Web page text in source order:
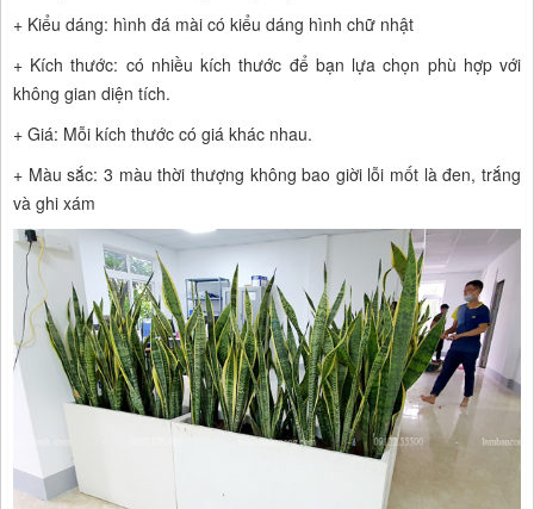
+ Kiểu dáng: hình đá mài có kiểu dáng hình chữ nhật
+ Kích thước: có nhiều kích thước để bạn lựa chọn phù hợp với
không gian diện tích.
+ Giá: Mỗi kích thước có giá khác nhau.
+ Màu sắc: 3 màu thời thượng không bao giời lỗi mốt là đen, trắng
và ghi xám